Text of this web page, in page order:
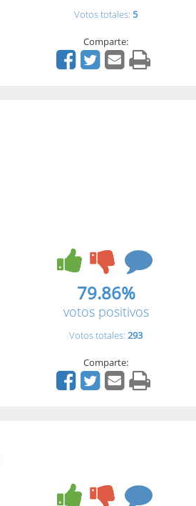
Votos totales: 5
Comparte:
79.86%
votos positivos
Votos totales: 293
Comparte: